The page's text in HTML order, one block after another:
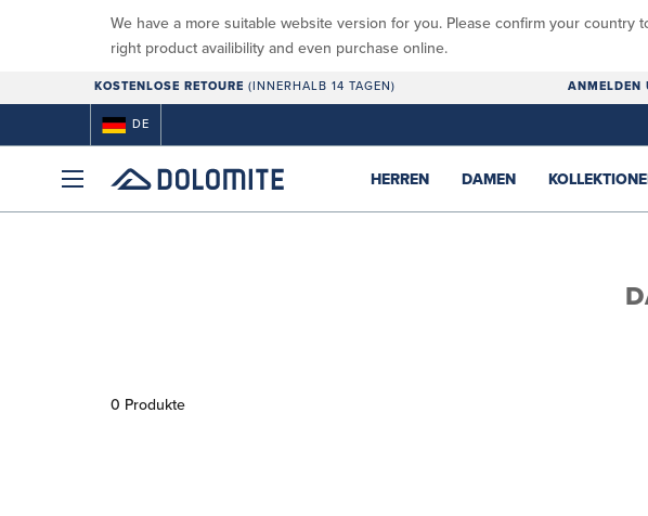
We have a more suitable website version for you. Please confirm your country
right product availibility and even purchase online.
KOSTENLOSE RETOURE (INNERHALB 14 TAGEN) ANMELDEN
DE
HERREN DAMEN
0 Produkte